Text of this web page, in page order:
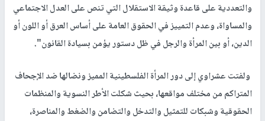
والتعددية على قاعدة وثيقة الاستقلال التي تنص على العدل الاجتماعي
والمساواة، وعدم التمييز في الحقوق العامة على أساس العرق أو اللون أو
الدين، أو بين المرأة والرجل في ظل دستور يؤمن بسيادة القانون".
ولفتت عشراوي إلى دور المرأة الفلسطينية المميز ونضالها ضد الإجحاف
المتراكم من مختلف مواقعها، بحيث شكلت الأطر النسوية والمنظمات
الحقوقية وشبكات للتمثيل والتدخل والتضامن والضغط والمناصرة،